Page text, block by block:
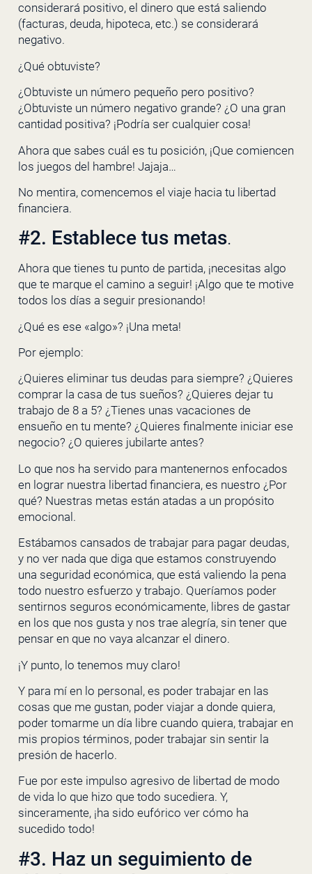
considerará positivo, el dinero que está saliendo
(facturas, deuda, hipoteca, etc.) se considerará
negativo.
¿Qué obtuviste?
¿Obtuviste un número pequeño pero positivo?
¿Obtuviste un número negativo grande? ¿O una gran
cantidad positiva? ¡Podría ser cualquier cosa!
Ahora que sabes cuál es tu posición, ¡Que comiencen
los juegos del hambre! Jajaja…
No mentira, comencemos el viaje hacia tu libertad
financiera.
#2. Establece tus metas.
Ahora que tienes tu punto de partida, ¡necesitas algo
que te marque el camino a seguir! ¡Algo que te motive
todos los días a seguir presionando!
¿Qué es ese «algo»? ¡Una meta!
Por ejemplo:
¿Quieres eliminar tus deudas para siempre? ¿Quieres
comprar la casa de tus sueños? ¿Quieres dejar tu
trabajo de 8 a 5? ¿Tienes unas vacaciones de
ensueño en tu mente? ¿Quieres finalmente iniciar ese
negocio? ¿O quieres jubilarte antes?
Lo que nos ha servido para mantenernos enfocados
en lograr nuestra libertad financiera, es nuestro ¿Por
qué? Nuestras metas están atadas a un propósito
emocional.
Estábamos cansados de trabajar para pagar deudas,
y no ver nada que diga que estamos construyendo
una seguridad económica, que está valiendo la pena
todo nuestro esfuerzo y trabajo. Queríamos poder
sentirnos seguros económicamente, libres de gastar
en los que nos gusta y nos trae alegría, sin tener que
pensar en que no vaya alcanzar el dinero.
¡Y punto, lo tenemos muy claro!
Y para mí en lo personal, es poder trabajar en las
cosas que me gustan, poder viajar a donde quiera,
poder tomarme un día libre cuando quiera, trabajar en
mis propios términos, poder trabajar sin sentir la
presión de hacerlo.
Fue por este impulso agresivo de libertad de modo
de vida lo que hizo que todo sucediera. Y,
sinceramente, ¡ha sido eufórico ver cómo ha
sucedido todo!
#3. Haz un seguimiento de